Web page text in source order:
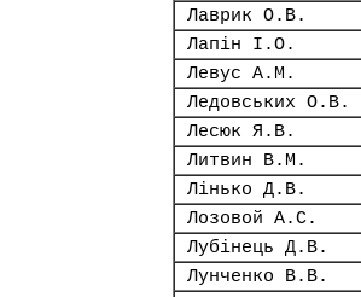
Лаврик О.В.
Лапін І.О.
Левус А.М.
Ледовських О.В.
Лесюк Я.В.
Литвин В.М.
Лінько Д.В.
Лозовой А.С.
Лубінець Д.В.
Лунченко В.В.